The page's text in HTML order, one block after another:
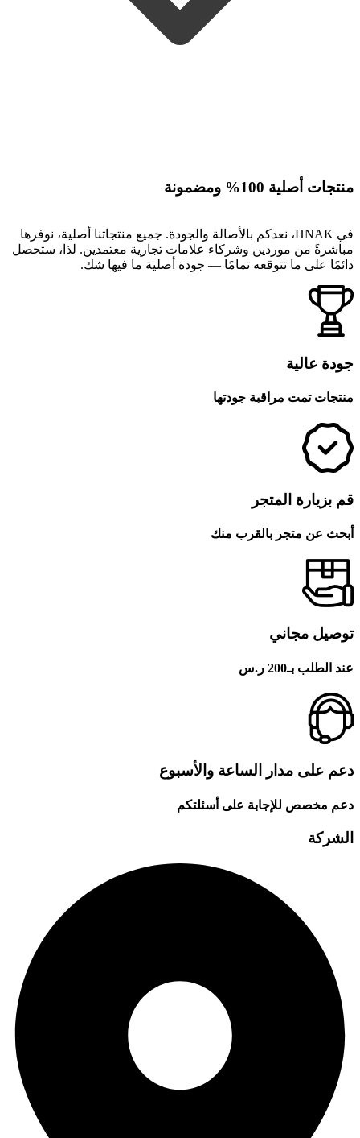
منتجات أصلية 100% ومضمونة
في HNAK، نعدكم بالأصالة والجودة. جميع منتجاتنا أصلية، نوفرها
مباشرةً من موردين وشركاء علامات تجارية معتمدين. لذا، ستحصل
دائمًا على ما تتوقعه تمامًا — جودة أصلية ما فيها شك.
جودة عالية
منتجات تمت مراقبة جودتها
قم بزيارة المتجر
أبحث عن متجر بالقرب منك
توصيل مجاني
عند الطلب بـ200 ر.س
دعم على مدار الساعة والأسبوع
دعم مخصص للإجابة على أسئلتكم
الشركة